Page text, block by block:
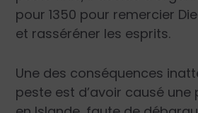
pour 1350 pour remercier
et rasséréner les esprits.
Une des conséquences
peste est d’avoir causé une